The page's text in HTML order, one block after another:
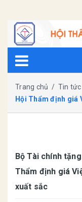
Trang chủ / Tin tức
Hội Thẩm định giá
Bộ Tài chính
Thẩm định giá
xuất sắc